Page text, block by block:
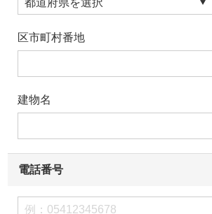
区市町村番地
建物名
電話番号